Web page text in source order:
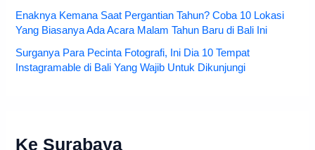
Enaknya Kemana Saat Pergantian Tahun? Coba 10 Lokasi
Yang Biasanya Ada Acara Malam Tahun Baru di Bali Ini
Surganya Para Pecinta Fotografi, Ini Dia 10 Tempat
Instagramable di Bali Yang Wajib Untuk Dikunjungi
Ke Surabaya